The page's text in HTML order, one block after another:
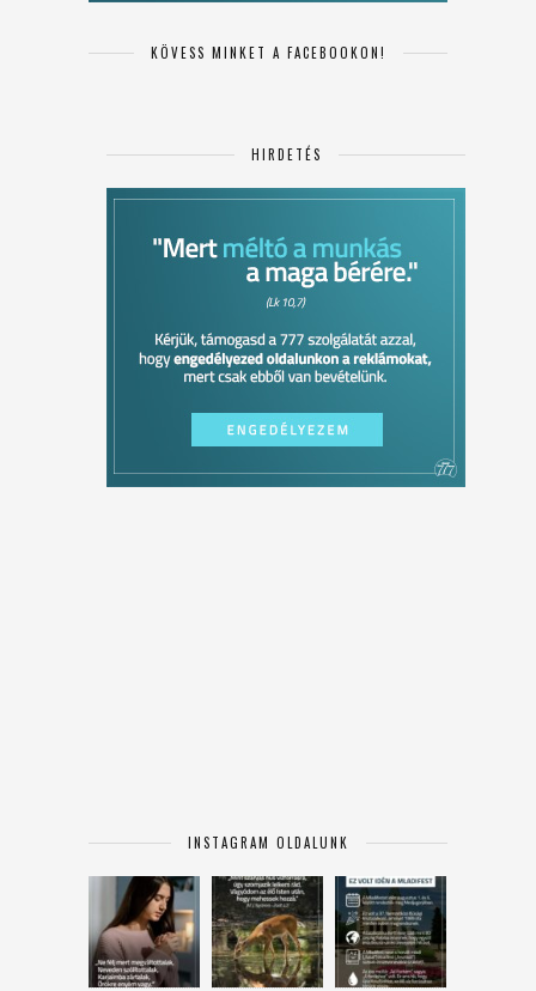
KÖVESS MINKET A FACEBOOKON!
HIRDETÉS
INSTAGRAM OLDALUNK